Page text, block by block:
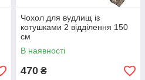
Чохол для вудлищ із
котушками 2 відділення 150
см
В наявності
470 ₴